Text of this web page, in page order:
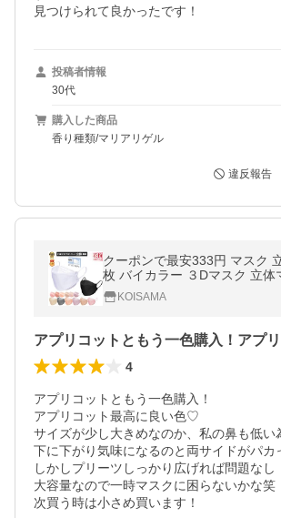
見つけられて良かったです！
投稿者情報
30代
購入した商品
香り種類/マリアリゲル
違反報告
クーポンで最安333円 マスク
枚 バイカラー ３Dマスク 立体
不織布 血色マスク バイカラー
送料無料 cicibella
KOISAMA
4
アプリコットともう一色購入！
アプリコット最高に良い色♡
サイズが少し大きめなのか、私の鼻も低い
下に下がり気味になるのと両サイドがパカ
しかしプリーツしっかり広げれば問題なし
大容量なので一時マスクに困らないかな笑
次買う時は小さめ買います！